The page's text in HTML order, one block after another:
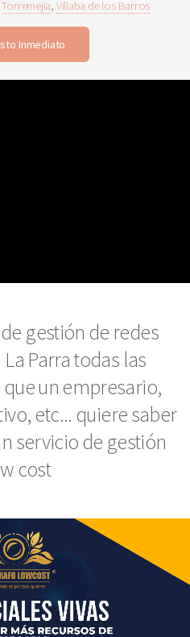
Torremejia, Villaba de los Barros
Inmediato
gestión de redes
Parra todas las
un empresario,
etc... quiere saber
servicio de gestión
cost